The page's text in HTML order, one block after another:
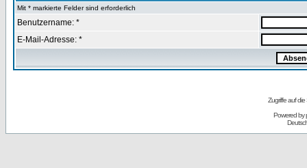
Mit * markierte Felder sind erforderlich
Benutzername: *
E-Mail-Adresse: *
Zugriffe auf
Powered by